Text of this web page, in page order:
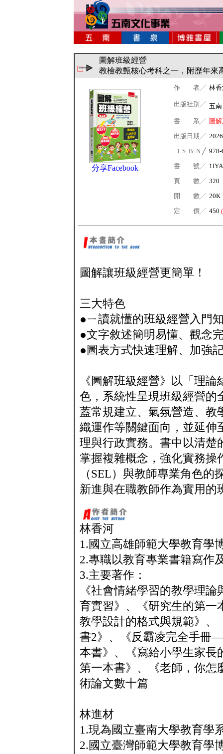
圖解班級經營
教檢教甄核心考科之一，附歷年來
分享Facebook
作 者╱ 林
出版社別╱ 五南
書 系╱ 圖
出版日期╱
I S B N ╱ 978-
書 號╱ 1IYA
頁 數╱ 320
開 數╱ 20K
定 價╱ 450
圖解讓班級經營更簡單！
三大特色
●ㄧ讀就懂的班級經營入門
●文字敘述簡明易懂、觀念
●圖表方式快速理解、加強
《圖解班級經營》以「理
色，系統性呈現班級經營的
蓋常規建立、氣氛營造、教
織運作等關鍵面向，並延伸
理與行政實務。書中以清楚
掌握複雜概念，強化實務操
（SEL）與教師專業角色
新進與在職教師作為實用的
林香河
1.國立高雄師範大學教育學
2.專職以教育專業書籍寫作
3.主要著作：
《社會情緒學習的教學理
育實習》、《研究生的第
教學設計的格式與規範》
書2》、《反霸凌完全手冊
本書》、《寫給小學生家長
第一本書》、《老師，你怎
術論文數十篇
林進材
1.現為國立臺南大學教育學
2.國立臺灣師範大學教育學